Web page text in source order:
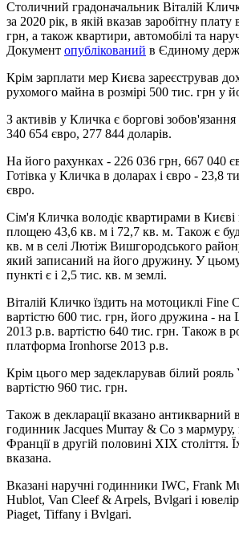
Столичний градоначальник Віталій
за 2020 рік, в якій вказав заробітну плату
грн, а також квартири, автомобілі та
Документ опублікований в Єдиному
Крім зарплати мер Києва зареєстрував
рухомого майна в розмірі 500 тис. грн у
З активів у Кличка є боргові зобов'язання
340 654 євро, 277 844 доларів.
На його рахунках - 226 036 грн, 667 040
Готівка у Кличка в доларах і євро - 23,8
євро.
Сім'я Кличка володіє квартирами в
площею 43,6 кв. м і 72,7 кв. м. Також є
кв. м в селі Лютіж Вишгородського
який записаний на його дружину. У
пункті є і 2,5 тис. кв. м землі.
Віталій Кличко їздить на мотоциклі Fine
вартістю 600 тис. грн, його дружина - на
2013 р.в. вартістю 640 тис. грн. Також в
платформа Ironhorse 2013 р.в.
Крім цього мер задекларував білий
вартістю 960 тис. грн.
Також в декларації вказано антикварний
годинник Jacques Murray & Co з
Франції в другій половині XIX століття.
вказана.
Вказані наручні годинники IWC, Frank
Hublot, Van Cleef & Arpels, Bvlgari і
Piaget, Tiffany і Bvlgari.